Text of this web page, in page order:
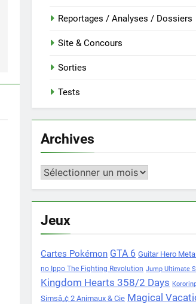
Reportages / Analyses / Dossiers
Site & Concours
Sorties
Tests
Archives
Archives
Jeux
Cartes Pokémon GTA 6 Guitar Hero
no Ippo The Fighting Revolution Jump Ultimate
Kingdom Hearts 358/2 Days
Simsâ„¢ 2 Animaux & Cie Magical